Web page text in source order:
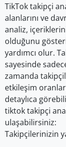
TikTok takipçi
alanlarını ve
analiz,
olduğunu
yardımcı olur.
sayesinde
zamanda
etkileşim
detaylıca
tiktok takipçi
ulaşabilirsiniz:
Takipçilerinizin